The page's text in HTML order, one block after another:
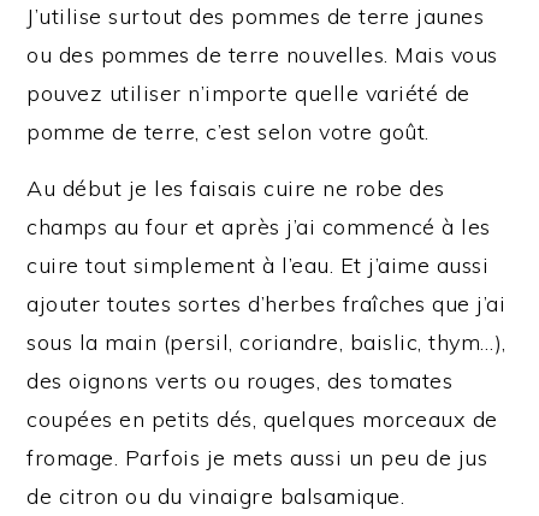
J’utilise surtout des pommes de terre jaunes
ou des pommes de terre nouvelles. Mais vous
pouvez utiliser n’importe quelle variété de
pomme de terre, c’est selon votre goût.
Au début je les faisais cuire ne robe des
champs au four et après j’ai commencé à les
cuire tout simplement à l’eau. Et j’aime aussi
ajouter toutes sortes d’herbes fraîches que j’ai
sous la main (persil, coriandre, baislic, thym…),
des oignons verts ou rouges, des tomates
coupées en petits dés, quelques morceaux de
fromage. Parfois je mets aussi un peu de jus
de citron ou du vinaigre balsamique.